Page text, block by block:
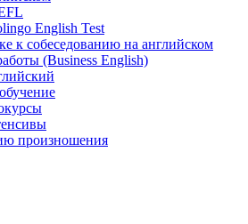
English Test
к собеседованию на английском
(Business English)
произношения